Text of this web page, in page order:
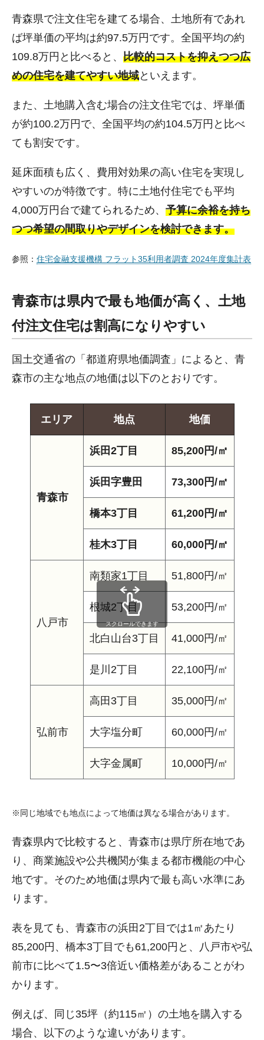
青森県で注文住宅を建てる場合、土地所有であれ
ば坪単価の平均は約97.5万円です。全国平均の約
109.8万円と比べると、 比較的コストを抑えつつ広
めの住宅を建てやすい地域といえます。
また、土地購入含む場合の注文住宅では、坪単価
が約100.2万円で、全国平均の約104.5万円と比べ
ても割安です。
延床面積も広く、費用対効果の高い住宅を実現し
やすいのが特徴です。特に土地付住宅でも平均
4,000万円台で建てられるため、 予算に余裕を持ち
つつ希望の間取りやデザインを検討できます。
参照： 住宅金融支援機構 フラット35利用者調査 2024年度集計表
青森市は県内で最も地価が高く、土地
付注文住宅は割高になりやすい
国土交通省の「都道府県地価調査」によると、青
森市の主な地点の地価は以下のとおりです。
エリア 地点 地価
青森市
浜田2丁目 85,200円/㎡
浜田字豊田 73,300円/㎡
橋本3丁目 61,200円/㎡
桂木3丁目 60,000円/㎡
八戸市
南類家1丁目 51,800円/㎡
根城2丁目 53,200円/㎡
北白山台3丁目 41,000円/㎡
是川2丁目 22,100円/㎡
弘前市
高田3丁目 35,000円/㎡
大字塩分町 60,000円/㎡
大字金属町 10,000円/㎡
スクロールできます
※同じ地域でも地点によって地価は異なる場合があります。
青森県内で比較すると、青森市は県庁所在地であ
り、商業施設や公共機関が集まる都市機能の中心
地です。そのため地価は県内で最も高い水準にあ
ります。
表を見ても、青森市の浜田2丁目では1㎡あたり
85,200円、橋本3丁目でも61,200円と、八戸市や弘
前市に比べて1.5〜3倍近い価格差があることがわ
かります。
例えば、同じ35坪（約115㎡）の土地を購入する
場合、以下のような違いがあります。